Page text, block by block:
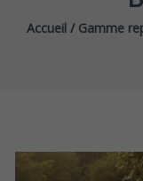
Accueil/ Gamme